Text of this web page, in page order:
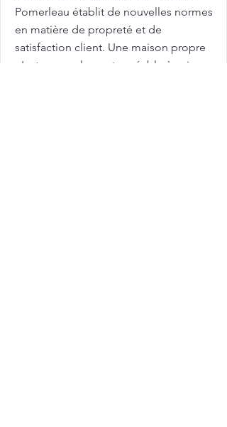
Pomerleau établit de nouvelles normes
en matière de propreté et de
satisfaction client. Une maison propre
n'est pas seulement agréable à voir,